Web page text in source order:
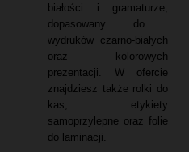
białości i gramaturze,
dopasowany do
wydruków czarno-białych
oraz kolorowych
prezentacji.
W ofercie
znajdziesz także rolki do
kas,
etykiety
samoprzylepne oraz folie
do laminacji.